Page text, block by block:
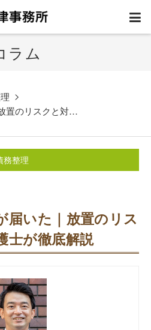
ラム
置のリスクと対…
務整理
届いた｜放置のリス
士が徹底解説
HOME
取扱業務
費用